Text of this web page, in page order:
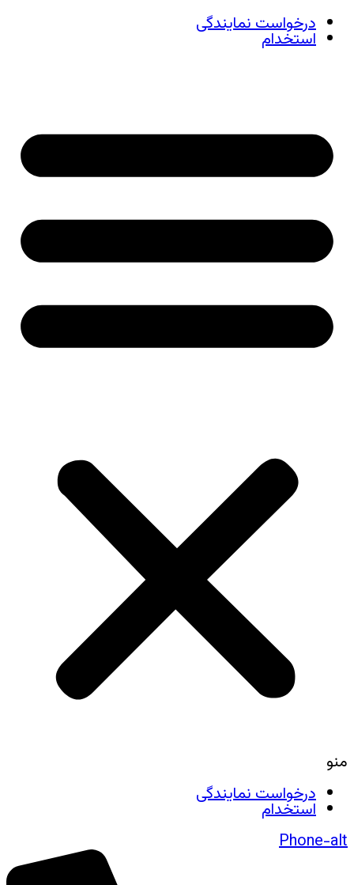
درخواست نمایندگی
استخدام
منو
درخواست نمایندگی
استخدام
Phone-alt